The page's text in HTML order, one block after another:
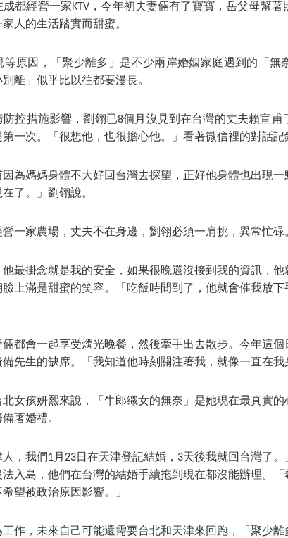
都經營一家KTV，今年初夫妻倆有了寶寶，岳父母幫著
人的生活踏實而甜蜜。
等原因，「聚少離多」是不少兩岸婚姻家庭遇到的「無
離」似乎比以往都要漫長。
防控措施影響，劉翎已8個月沒見到在台灣的丈夫賴宣甫
一次。「很想他，也很擔心他。」看著微信裡的對話記
因為媽媽身體不大好回台灣去探望，正好他身體也出現
了。」劉翎說。
一家農場，丈夫不在身邊，劉翎必須一肩挑，異常忙碌
他最掛念就是我的安全，如果很晚還沒接到我的資訊，
上滿是甜蜜的笑容。「吃飯時間到了，他就會催我放
都會一起享受燭光晚餐，然後牽手出去散步。今年這
先生的缺席。「我知道他時刻關注著我，就像一直在我
北女孩妍熙來說，「牛郎織女的無奈」是她現在最真實
著婚禮。
人，我們1月23日在天津登記結婚，3天後我就回台灣了
入島，他們在台灣的結婚手續拖到現在都沒能辦理。
望被政治原因影響。」
作，未來自己可能還需要台北和天津來回跑，「聚少